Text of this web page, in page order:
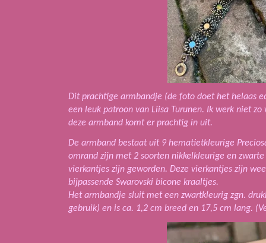
Dit prachtige armbandje (de foto doet het helaas
een leuk patroon van Liisa Turunen. Ik werk niet
deze armband komt er prachtig in uit.
De armband bestaat uit 9 hematietkleurige
omrand zijn met 2 soorten nikkelkleurige en
vierkantjes zijn geworden. Deze vierkantjes zijn
bijpassende Swarovski bicone kraaltjes.
Het armbandje sluit met een zwartkleurig zgn.
gebruik) en is ca. 1,2 cm breed en 17,5 cm lang.